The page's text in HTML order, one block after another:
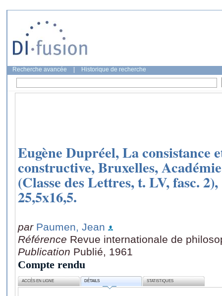
Recherche avancée Historique de recherche
Eugène Dupréel, La consistance
constructive, Bruxelles,
(Classe des Lettres, t. LV, fasc. 2),
25,5x16,5.
par Paumen, Jean
Référence Revue internationale de
Publication Publié, 1961
Compte rendu
ACCÈS EN LIGNE DÉTAILS STATISTIQUES